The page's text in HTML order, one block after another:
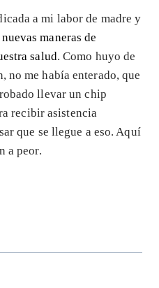
a mi labor de madre y
nuevas maneras de
salud. Como huyo de
no me había enterado, que
llevar un chip
recibir asistencia
que se llegue a eso. Aquí
a peor.